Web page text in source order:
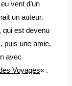
vent d’un
un auteur.
qui est devenu
puis une amie,
avec
Voyages« .